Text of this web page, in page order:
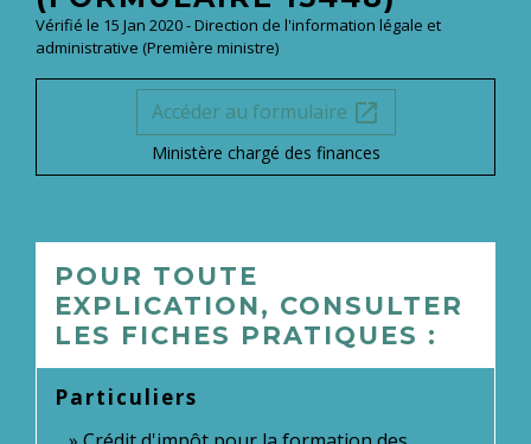
Vérifié le 15 Jan 2020 - Direction de l'information légale et
administrative (Première ministre)
Accéder au formulaire open_in_new
Ministère chargé des finances
POUR TOUTE
EXPLICATION, CONSULTER
LES FICHES PRATIQUES :
Particuliers